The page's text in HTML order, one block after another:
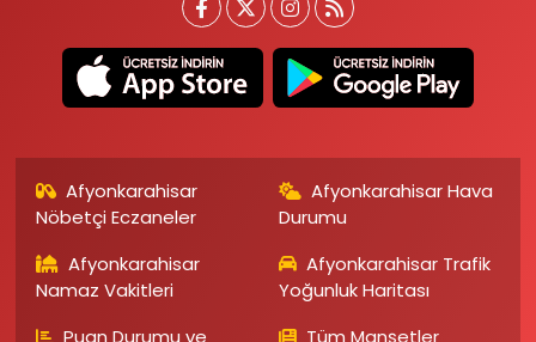
Afyonkarahisar
Nöbetçi Eczaneler
Afyonkarahisar Hava
Durumu
Afyonkarahisar
Namaz Vakitleri
Afyonkarahisar Trafik
Yoğunluk Haritası
Puan Durumu ve
Tüm Manşetler